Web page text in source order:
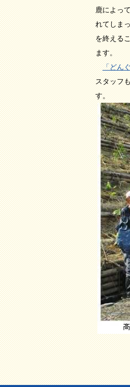
鹿によっ
れてしま
を終える
ます。
「どん
スタッフ
す。